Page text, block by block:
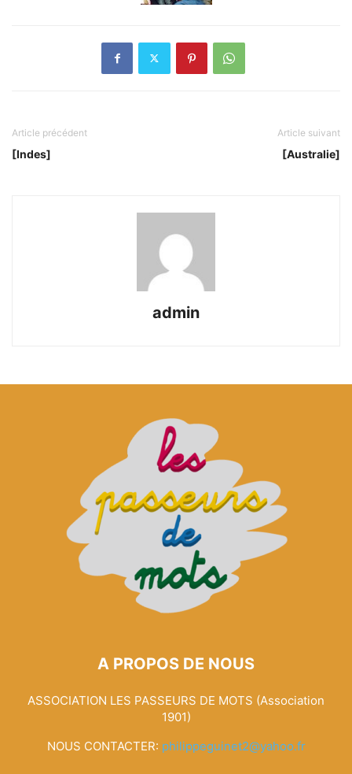
Article précédent
[Indes]
Article suivant
[Australie]
admin
A PROPOS DE NOUS
ASSOCIATION LES PASSEURS DE MOTS (Association
1901)
NOUS CONTACTER: philippeguinet2@yahoo.fr